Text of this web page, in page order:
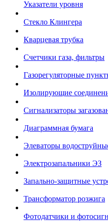
Указатели уровня
Стекло Клингера
Кварцевая трубка
Счетчики газа, фильтры
Газорегуляторные
Изолирующие
Сигнализаторы
Диаграммная бумага
Элеваторы
Электрозапальники ЭЗ
Запально-защитные
Трансформатор розжига
Фотодатчики и